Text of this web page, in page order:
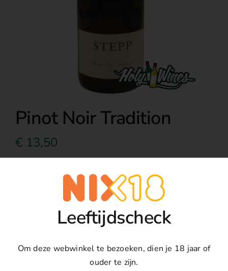
Pinot Noir Tradition
€ 13,50
Tradition
aantal
Toevoegen
Details
Duitsland
Druivenras:
Pinot Noir
2022
Leeftijdscheck
Om deze webwinkel te bezoeken, dien je 18 jaar of
ouder te zijn.